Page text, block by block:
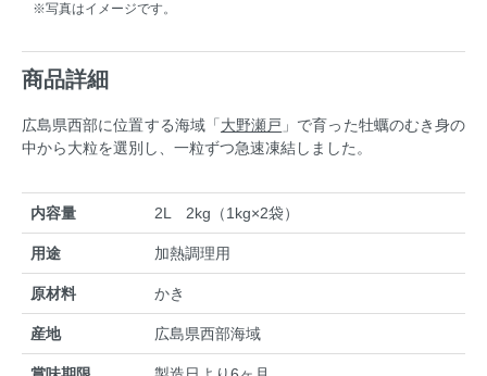
※写真はイメージです。
商品詳細
広島県西部に位置する海域「 大野瀬戸 」で育った牡蠣のむき身の
中から大粒を選別し、一粒ずつ急速凍結しました。
内容量 2L 2kg（1kg×2袋）
用途 加熱調理用
原材料 かき
産地 広島県西部海域